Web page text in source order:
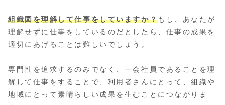
組織図を理解して仕事をしていますか？もし、あなたが
理解せずに仕事をしているのだとしたら、仕事の成果を
適切にあげることは難しいでしょう。
専門性を追求するのみでなく、一会社員であることを理
解して仕事をすることで、利用者さんにとって、組織や
地域にとって素晴らしい成果を生むことにつながりま